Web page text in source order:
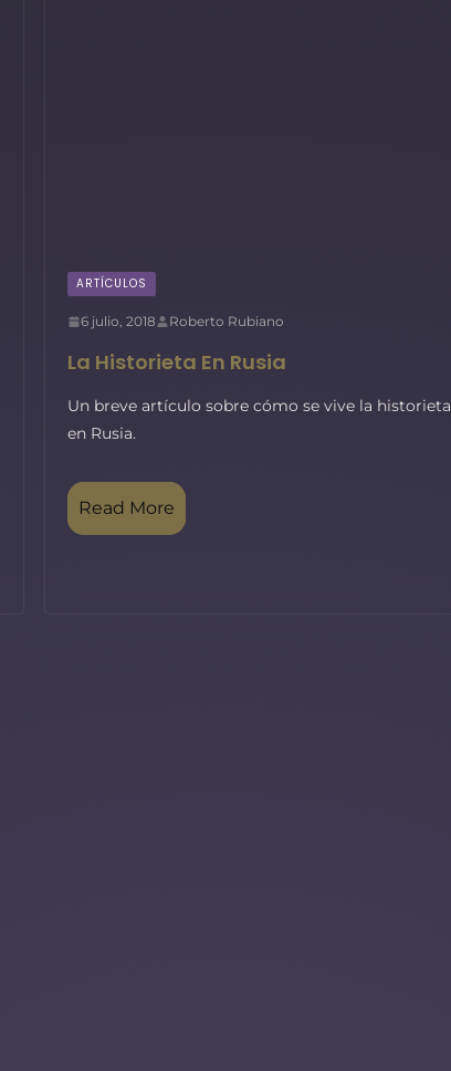
ARTÍCULOS
6 julio, 2018 Roberto Rubiano
La Historieta En Rusia
Un breve artículo sobre cómo se vive la historieta
en Rusia.
Read More